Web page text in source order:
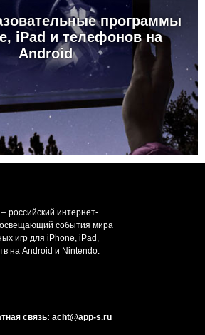
программы
iPad и телефонов на
Android
российский интернет-
освещающий события мира
игр для iPhone, iPad,
на Android и Nintendo.
связь: acht@app-s.ru